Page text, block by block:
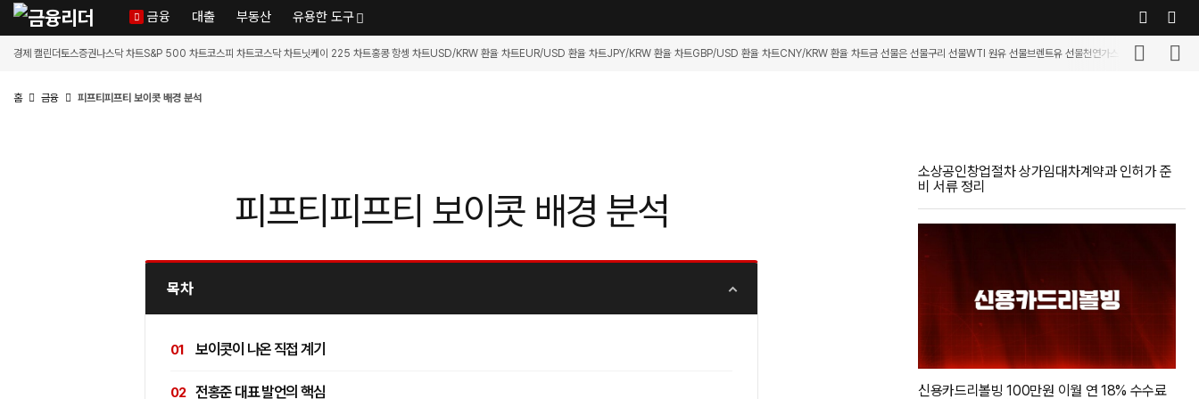
금융 대출 부동산 유용한 도구
경제 캘린더토스증권나스닥 차트S&P 500 차트코스피 차트코스닥 차트닛케이 225 차트홍콩 항셍 차트USD/KRW 환율 차트EUR/USD 환율 차트JPY/KRW 환율 차트GBP/USD 환율 차트CNY/KRW 환율 차트금 선물은 선물구리 선물WTI 원유 선물브렌트유 선물천연가스 선물
홈 금융 피프티피프티 보이콧 배경 분석
피프티피프티 보이콧 배경 분석
목차
보이콧이 나온 직접 계기
전홍준 대표 발언의 핵심
소상공인창업절차 상가임대차계약과 인허가 준
비 서류 정리
신용카드리볼빙 100만원 이월 연 18% 수수료